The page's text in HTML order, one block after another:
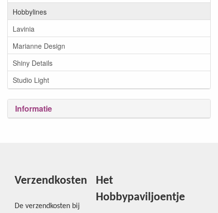
Hobbylines
Lavinia
Marianne Design
Shiny Details
Studio Light
Informatie
Verzendkosten
De verzendkosten bij
Het
Hobbypaviljoentje